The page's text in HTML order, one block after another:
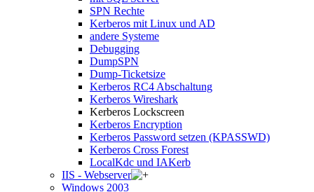
SPN Rechte
Kerberos mit Linux und AD
andere Systeme
Debugging
DumpSPN
Dump-Ticketsize
Kerberos RC4 Abschaltung
Kerberos Wireshark
Kerberos Lockscreen
Kerberos Encryption
Kerberos Password setzen (KPASSWD)
Kerberos Cross Forest
LocalKdc und IAKerb
IIS - Webserver
Windows 2003